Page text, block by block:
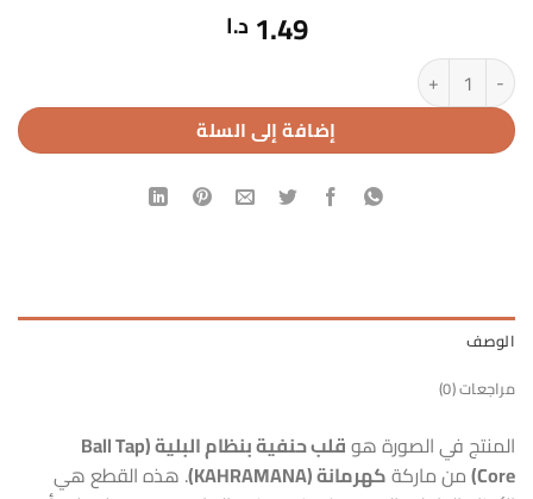
1.49 د.ا
كمية كرت يد مع قلب
إضافة إلى السلة
الوصف
مراجعات (0)
المنتج في الصورة هو
قلب حنفية بنظام البلية (Ball Tap
Core) من ماركةكهرمانة (KAHRAMANA)
. هذه القطع هي